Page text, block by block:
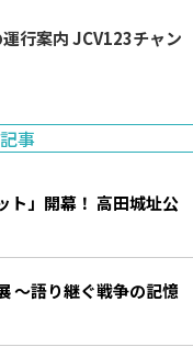
チャン
事
ト」開幕！ 高田城址公
～語り継ぐ戦争の記憶